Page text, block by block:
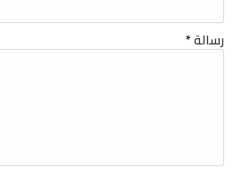
رسالة*